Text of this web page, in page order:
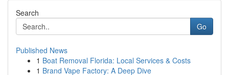
Search
Go
Published News
1 Boat Removal Florida: Local Services & Costs
1 Brand Vape Factory: A Deep Dive